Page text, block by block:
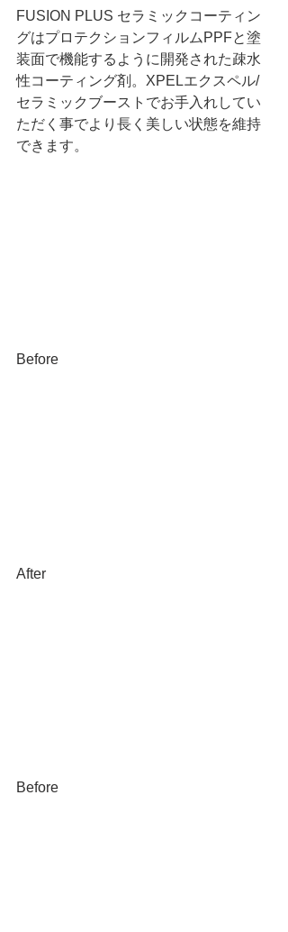
FUSION PLUS セラミックコーティン
グはプロテクションフィルムPPFと塗
装面で機能するように開発された疎水
性コーティング剤。XPELエクスペル/
セラミックブーストでお手入れしてい
ただく事でより長く美しい状態を維持
できます。
Before
After
Before